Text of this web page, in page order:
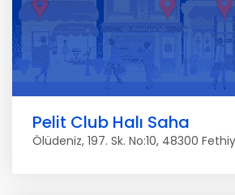
Pelit Club Halı Saha
Ölüdeniz, 197. Sk. No:10, 48300